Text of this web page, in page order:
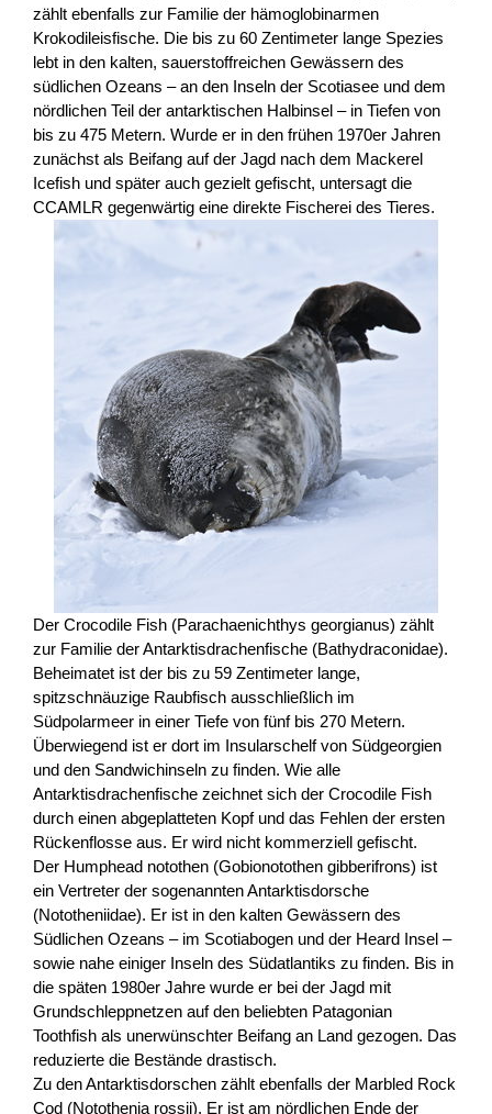
zählt ebenfalls zur Familie der hämoglobinarmen
Krokodileisfische. Die bis zu 60 Zentimeter lange Spezies
lebt in den kalten, sauerstoffreichen Gewässern des
südlichen Ozeans – an den Inseln der Scotiasee und dem
nördlichen Teil der antarktischen Halbinsel – in Tiefen von
bis zu 475 Metern. Wurde er in den frühen 1970er Jahren
zunächst als Beifang auf der Jagd nach dem Mackerel
Icefish und später auch gezielt gefischt, untersagt die
CCAMLR gegenwärtig eine direkte Fischerei des Tieres.
Der Crocodile Fish (Parachaenichthys georgianus) zählt
zur Familie der Antarktisdrachenfische (Bathydraconidae).
Beheimatet ist der bis zu 59 Zentimeter lange,
spitzschnäuzige Raubfisch ausschließlich im
Südpolarmeer in einer Tiefe von fünf bis 270 Metern.
Überwiegend ist er dort im Insularschelf von Südgeorgien
und den Sandwichinseln zu finden. Wie alle
Antarktisdrachenfische zeichnet sich der Crocodile Fish
durch einen abgeplatteten Kopf und das Fehlen der ersten
Rückenflosse aus. Er wird nicht kommerziell gefischt.
Der Humphead notothen (Gobionotothen gibberifrons) ist
ein Vertreter der sogenannten Antarktisdorsche
(Nototheniidae). Er ist in den kalten Gewässern des
Südlichen Ozeans – im Scotiabogen und der Heard Insel –
sowie nahe einiger Inseln des Südatlantiks zu finden. Bis in
die späten 1980er Jahre wurde er bei der Jagd mit
Grundschleppnetzen auf den beliebten Patagonian
Toothfish als unerwünschter Beifang an Land gezogen. Das
reduzierte die Bestände drastisch.
Zu den Antarktisdorschen zählt ebenfalls der Marbled Rock
Cod (Notothenia rossii). Er ist am nördlichen Ende der